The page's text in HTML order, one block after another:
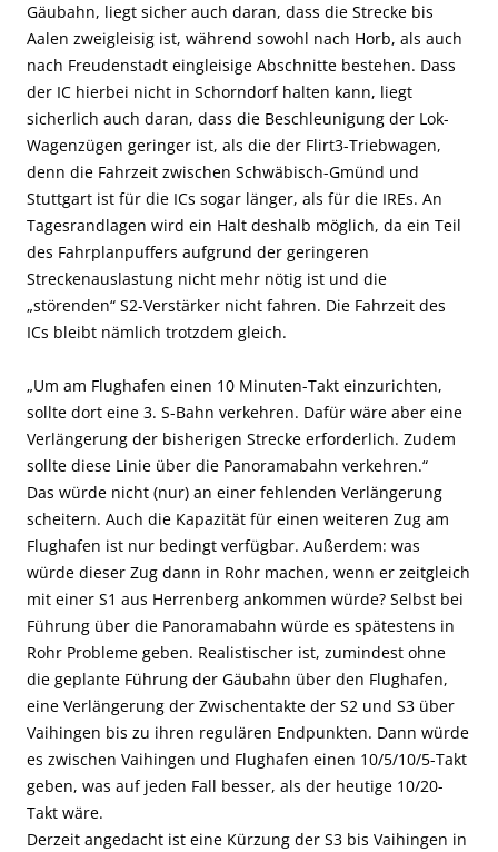
Gäubahn, liegt sicher auch daran, dass die Strecke bis
Aalen zweigleisig ist, während sowohl nach Horb, als auch
nach Freudenstadt eingleisige Abschnitte bestehen. Dass
der IC hierbei nicht in Schorndorf halten kann, liegt
sicherlich auch daran, dass die Beschleunigung der Lok-
Wagenzügen geringer ist, als die der Flirt3-Triebwagen,
denn die Fahrzeit zwischen Schwäbisch-Gmünd und
Stuttgart ist für die ICs sogar länger, als für die IREs. An
Tagesrandlagen wird ein Halt deshalb möglich, da ein Teil
des Fahrplanpuffers aufgrund der geringeren
Streckenauslastung nicht mehr nötig ist und die
„störenden“ S2-Verstärker nicht fahren. Die Fahrzeit des
ICs bleibt nämlich trotzdem gleich.
„Um am Flughafen einen 10 Minuten-Takt einzurichten,
sollte dort eine 3. S-Bahn verkehren. Dafür wäre aber eine
Verlängerung der bisherigen Strecke erforderlich. Zudem
sollte diese Linie über die Panoramabahn verkehren.“
Das würde nicht (nur) an einer fehlenden Verlängerung
scheitern. Auch die Kapazität für einen weiteren Zug am
Flughafen ist nur bedingt verfügbar. Außerdem: was
würde dieser Zug dann in Rohr machen, wenn er zeitgleich
mit einer S1 aus Herrenberg ankommen würde? Selbst bei
Führung über die Panoramabahn würde es spätestens in
Rohr Probleme geben. Realistischer ist, zumindest ohne
die geplante Führung der Gäubahn über den Flughafen,
eine Verlängerung der Zwischentakte der S2 und S3 über
Vaihingen bis zu ihren regulären Endpunkten. Dann würde
es zwischen Vaihingen und Flughafen einen 10/5/10/5-Takt
geben, was auf jeden Fall besser, als der heutige 10/20-
Takt wäre.
Derzeit angedacht ist eine Kürzung der S3 bis Vaihingen in